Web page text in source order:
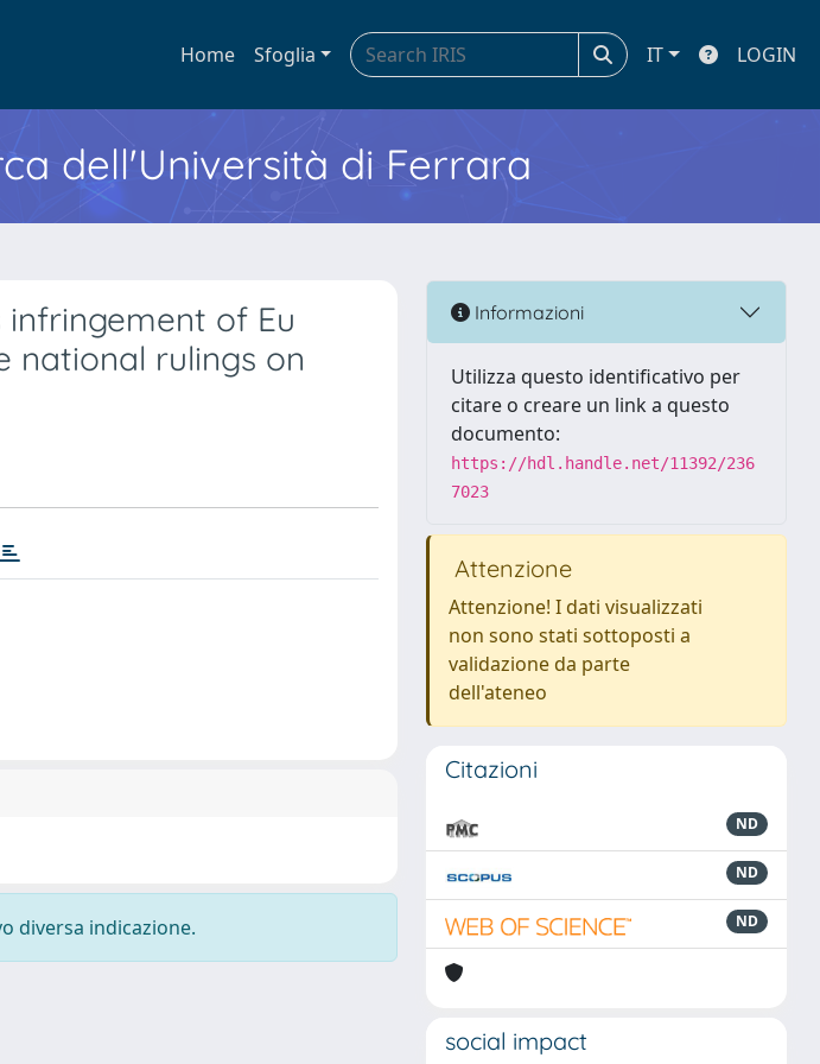
Home Sfoglia IT LOGIN
dell'Università di Ferrara
of Eu
national rulings on
diversa indicazione.
Informazioni
Utilizza questo identificativo per
citare o creare un link a questo
documento:
https://hdl.handle.net/11392/236
7023
Attenzione
Attenzione! I dati visualizzati
non sono stati sottoposti a
validazione da parte
dell'ateneo
Citazioni
ND
ND
ND
social impact